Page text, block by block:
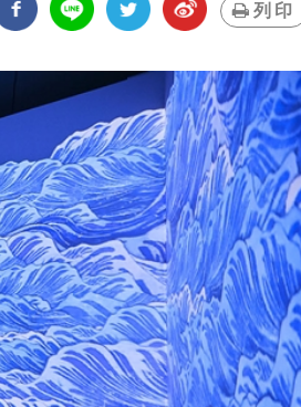
列印